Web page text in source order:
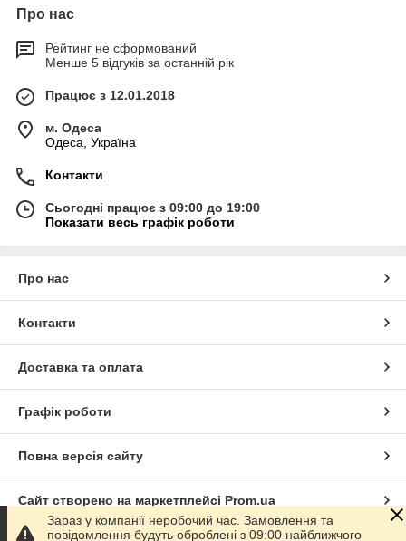
Про нас
Рейтинг не сформований
Менше 5 відгуків за останній рік
Працює з 12.01.2018
м. Одеса
Одеса, Україна
Контакти
Сьогодні працює з 09:00 до 19:00
Показати весь графік роботи
Про нас
Контакти
Доставка та оплата
Графік роботи
Повна версія сайту
Сайт створено на маркетплейсі Prom.ua
Зараз у компанії неробочий час. Замовлення та
повідомлення будуть оброблені з 09:00 найближчого